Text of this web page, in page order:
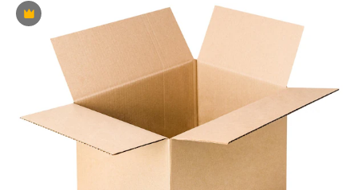
Премиум